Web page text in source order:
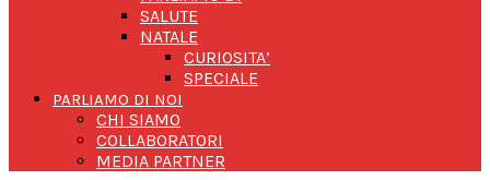
SALUTE
NATALE
CURIOSITA’
SPECIALE
PARLIAMO DI NOI
CHI SIAMO
COLLABORATORI
MEDIA PARTNER